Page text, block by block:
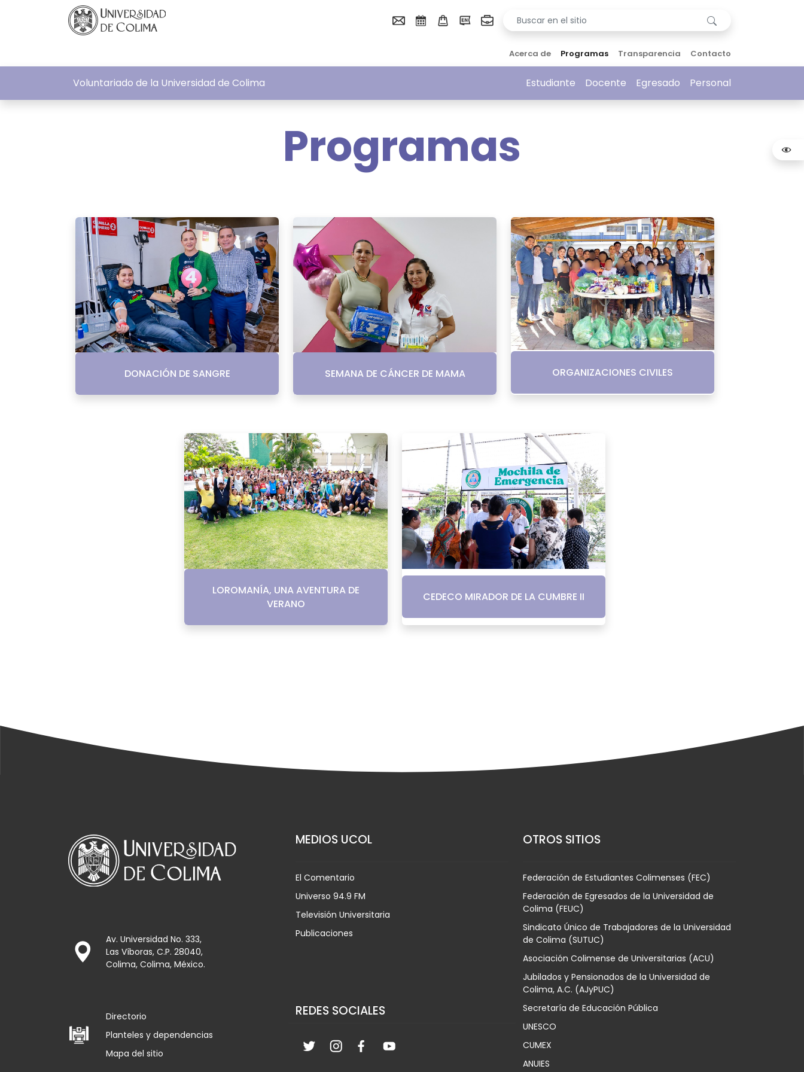
Acerca de Programas Transparencia Contacto
Voluntariado de la Universidad de Colima Estudiante Docente Egresado Personal
Programas
DONACIÓN DE SANGRE SEMANA DE CÁNCER DE MAMA ORGANIZACIONES CIVILES
LOROMANÍA, UNA AVENTURA DE
VERANO
CEDECO MIRADOR DE LA CUMBRE II
Av. Universidad No. 333,
Las Víboras, C.P. 28040,
Colima, Colima, México.
Directorio
Planteles y dependencias
Mapa del sitio
MEDIOS UCOL
El Comentario
Universo 94.9 FM
Televisión Universitaria
Publicaciones
REDES SOCIALES
OTROS SITIOS
Federación de Estudiantes Colimenses (FEC)
Federación de Egresados de la Universidad de
Colima (FEUC)
Sindicato Único de Trabajadores de la Universidad
de Colima (SUTUC)
Asociación Colimense de Universitarias (ACU)
Jubilados y Pensionados de la Universidad de
Colima, A.C. (AJyPUC)
Secretaría de Educación Pública
UNESCO
CUMEX
ANUIES